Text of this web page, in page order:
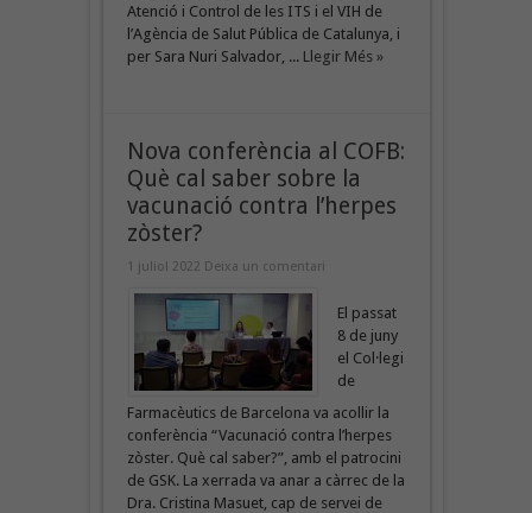
Atenció i Control de les ITS i el VIH de
l’Agència de Salut Pública de Catalunya, i
per Sara Nuri Salvador, ... Llegir Més »
Nova conferència al COFB:
Què cal saber sobre la
vacunació contra l’herpes
zòster?
1 juliol 2022 Deixa un comentari
El passat
8 de juny
el Col·legi
de
Farmacèutics de Barcelona va acollir la
conferència “Vacunació contra l’herpes
zòster. Què cal saber?”, amb el patrocini
de GSK. La xerrada va anar a càrrec de la
Dra. Cristina Masuet, cap de servei de